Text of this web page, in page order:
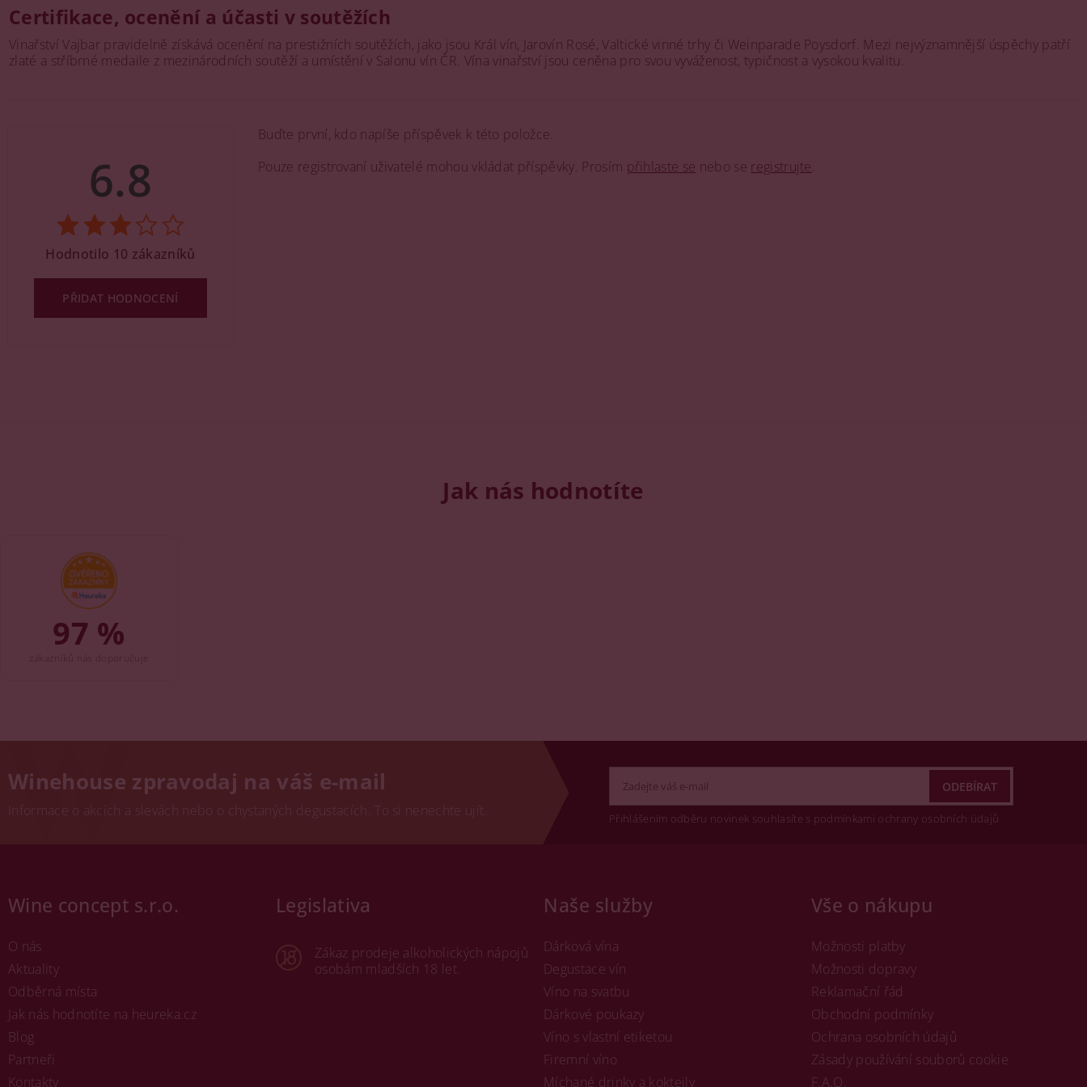
Certifikace, ocenění a účasti v soutěžích
Vinařství Vajbar pravidelně získává ocenění na prestižních soutěžích, jako jsou Král vín, Jarovín Rosé, Valtické vinné trhy či Weinparade Poysdorf. Mezi nejvýznamnější úspěchy patří
zlaté a stříbrné medaile z mezinárodních soutěží a umístění v Salonu vín ČR. Vína vinařství jsou ceněna pro svou vyváženost, typičnost a vysokou kvalitu.
Buďte první, kdo napíše příspěvek k této položce.
Pouze registrovaní uživatelé mohou vkládat příspěvky. Prosím přihlaste se nebo se registrujte
6.8
Hodnotilo 10 zákazníků
PŘIDAT HODNOCENÍ
Jak nás hodnotíte
97 %
Winehouse zpravodaj na váš e-mail
Informace o akcích a slevách nebo o chystaných degustacích. To si nenechte ujít. Přihlášením odběru novinek souhlasíte s podmínkami ochrany osobních údajů
Wine concept s.r.o.
O nás
Aktuality
Odběrná místa
Jak nás hodnotíte na heureka.cz
Blog
Partneři
Kontakty
Legislativa
Zákaz prodeje alkoholických nápojů
osobám mladších 18 let.
Naše služby
Dárková vína
Degustace vín
Víno na svatbu
Dárkové poukazy
Víno s vlastní etiketou
Firemní víno
Míchané drinky a koktejly
Vše o nákupu
Možnosti platby
Možnosti dopravy
Reklamační řád
Obchodní podmínky
Ochrana osobních údajů
Zásady používání souborů cookie
F.A.Q.